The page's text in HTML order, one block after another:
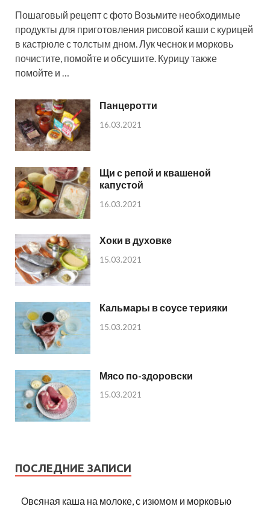
Пошаговый рецепт с фото Возьмите необходимые
продукты для приготовления рисовой каши с курицей
в кастрюле с толстым дном. Лук чеснок и морковь
почистите, помойте и обсушите. Курицу также
помойте и …
Панцеротти
16.03.2021
Щи с репой и квашеной
капустой
16.03.2021
Хоки в духовке
15.03.2021
Кальмары в соусе терияки
15.03.2021
Мясо по-здоровски
15.03.2021
ПОСЛЕДНИЕ ЗАПИСИ
Овсяная каша на молоке, с изюмом и морковью